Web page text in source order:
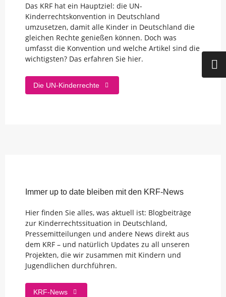
Das KRF hat ein Hauptziel: die UN-
Kinderrechtskonvention in Deutschland
umzusetzen, damit alle Kinder in Deutschland die
gleichen Rechte genießen können. Doch was
umfasst die Konvention und welche Artikel sind die
wichtigsten? Das erfahren Sie hier.
Die UN-Kinderrechte
Immer up to date bleiben mit den KRF-News
Hier finden Sie alles, was aktuell ist: Blogbeiträge
zur Kinderrechtssituation in Deutschland,
Pressemitteilungen und andere News direkt aus
dem KRF – und natürlich Updates zu all unseren
Projekten, die wir zusammen mit Kindern und
Jugendlichen durchführen.
KRF-News